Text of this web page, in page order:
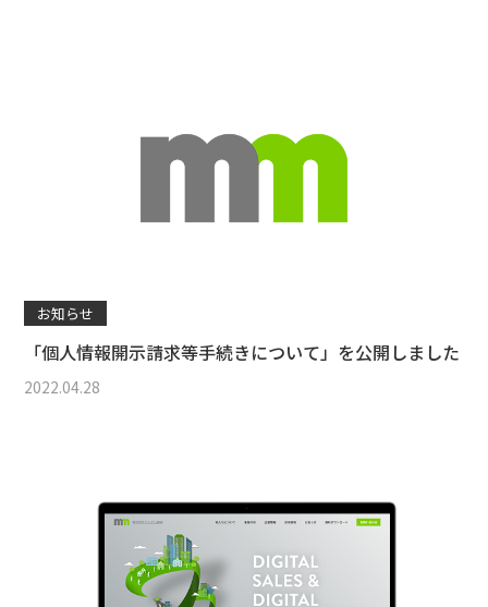
お知らせ
「個人情報開示請求等手続きについて」を公開しました
2022.04.28